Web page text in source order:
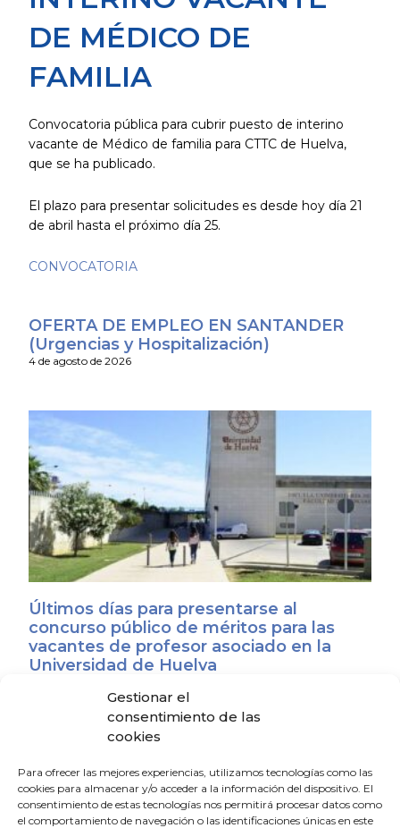
Gestionar el
consentimiento de las
cookies
Para ofrecer las mejores experiencias, utilizamos tecnologías como las
cookies para almacenar y/o acceder a la información del dispositivo. El
consentimiento de estas tecnologías nos permitirá procesar datos como
el comportamiento de navegación o las identificaciones únicas en este
DE MÉDICO DE
FAMILIA
Convocatoria pública para cubrir puesto de interino
vacante de Médico de familia para CTTC de Huelva,
que se ha publicado.
El plazo para presentar solicitudes es desde hoy día 21
de abril hasta el próximo día 25.
CONVOCATORIA
OFERTA DE EMPLEO EN SANTANDER
(Urgencias y Hospitalización)
4 de agosto de 2026
Últimos días para presentarse al
concurso público de méritos para las
vacantes de profesor asociado en la
Universidad de Huelva
Oferta de empleo para cubrir un puesto
Familiar y Comunitaria (vía MIR).
2 de junio de 2026